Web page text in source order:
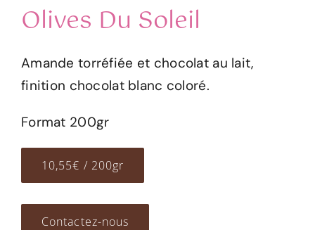
Olives Du Soleil
Amande torréfiée et chocolat au lait,
finition chocolat blanc coloré.
Format 200gr
10,55€ / 200gr
Contactez-nous